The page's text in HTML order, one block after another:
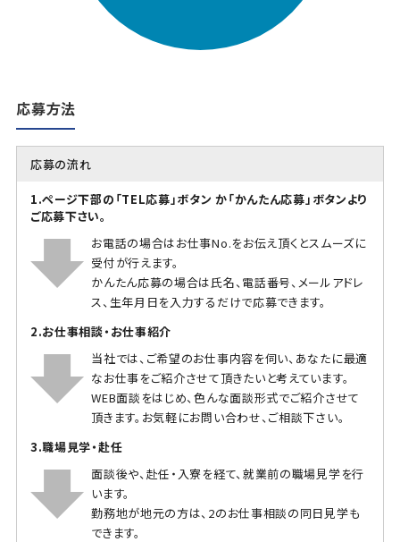
応募方法
応募の流れ
1.ページ下部の「TEL応募」ボタン か「かんたん応募」ボタンより
ご応募下さい。
お電話の場合はお仕事No.をお伝え頂くとスムーズに
受付が行えます。
かんたん応募の場合は氏名、電話番号、メールアドレ
ス、生年月日を入力するだけで応募できます。
2.お仕事相談・お仕事紹介
当社では、ご希望のお仕事内容を伺い、あなたに最適
なお仕事をご紹介させて頂きたいと考えています。
WEB面談をはじめ、色んな面談形式でご紹介させて
頂きます。お気軽にお問い合わせ、ご相談下さい。
3.職場見学・赴任
面談後や、赴任・入寮を経て、就業前の職場見学を行
います。
勤務地が地元の方は、2のお仕事相談の同日見学も
できます。